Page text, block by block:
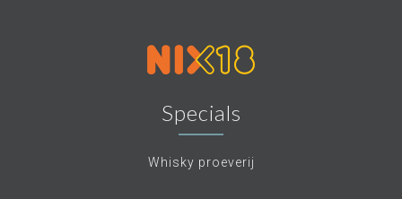
Specials
Whisky proeverij